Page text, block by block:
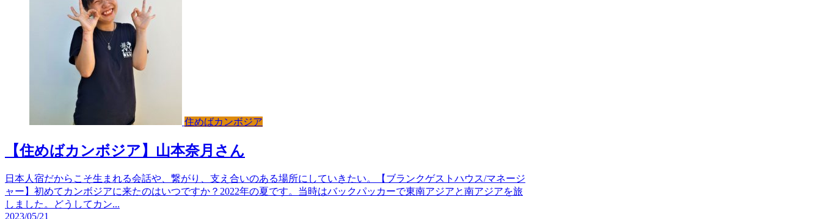
住めばカンボジア
【住めばカンボジア】山本奈月さん
日本人宿だからこそ生まれる会話や、繋がり、支え合いのある場所にしていきたい。【ブランクゲストハウス/マネージ
ャー】初めてカンボジアに来たのはいつですか？2022年の夏です。当時はバックパッカーで東南アジアと南アジアを旅
しました。どうしてカン...
2023/05/21